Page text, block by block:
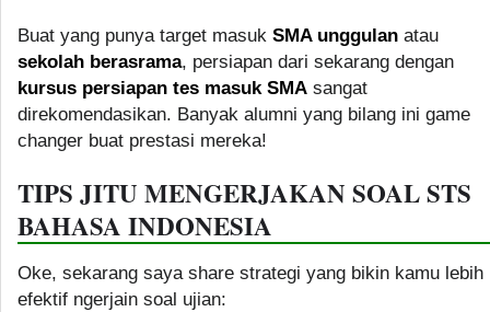
Buat yang punya target masuk SMA unggulan atau
sekolah berasrama, persiapan dari sekarang dengan
kursus persiapan tes masuk SMA sangat
direkomendasikan. Banyak alumni yang bilang ini game
changer buat prestasi mereka!
TIPS JITU MENGERJAKAN SOAL STS
BAHASA INDONESIA
Oke, sekarang saya share strategi yang bikin kamu lebih
efektif ngerjain soal ujian: